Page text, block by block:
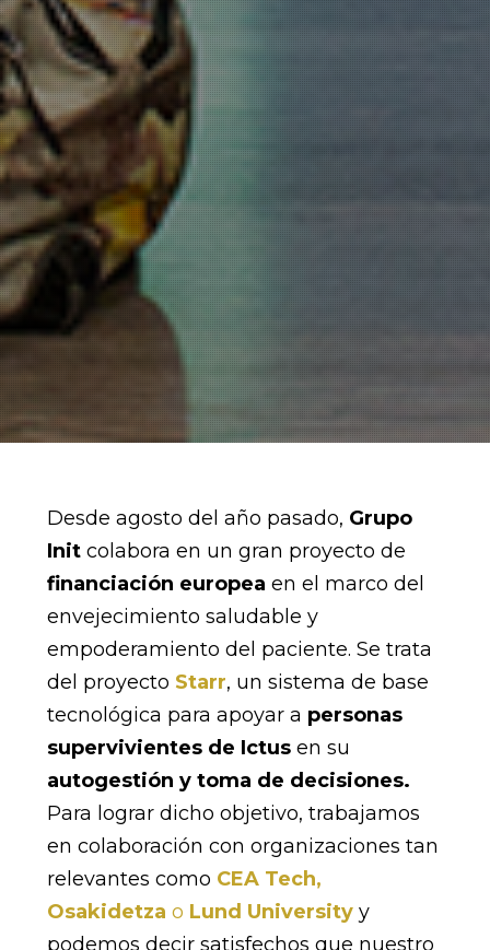
Desde agosto del año pasado, Grupo
Initcolabora en un gran proyecto de
financiación europea en el marco del
envejecimiento saludable y
empoderamiento del paciente. Se trata
del proyecto Starr, un sistema de base
tecnológica para apoyar a personas
supervivientes de Ictusen su
autogestión y toma de decisiones.
Para lograr dicho objetivo, trabajamos
en colaboración con organizaciones tan
relevantes como CEA Tech,
Osakidetza o Lund Universityy
podemos decir satisfechos que nuestro